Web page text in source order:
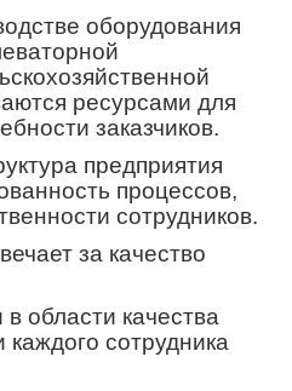
оборудования
ресурсами для
заказчиков.
предприятия
процессов,
сотрудников.
за качество
области качества
каждого сотрудника